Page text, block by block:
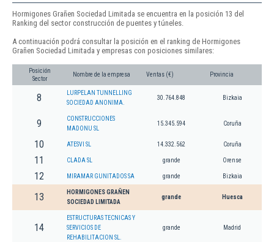
Hormigones Grañen Sociedad Limitada se encuentra en la posición 13 del
Ranking del sector construcción de puentes y túneles.
A continuación podrá consultar la posición en el ranking de Hormigones
Grañen Sociedad Limitada y empresas con posiciones similares:
Posición
Sector
Nombre de la empresa Ventas (€) Provincia
8
LURPELAN TUNNELLING
SOCIEDAD ANONIMA.
30.764.848 Bizkaia
9
CONSTRUCCIONES
MADONU SL
15.345.594 Coruña
10 ATESVI SL 14.332.562 Coruña
11 CLADA SL grande Orense
12 MIRAMAR GUNITADOS SA grande Bizkaia
13
HORMIGONES GRAÑEN
SOCIEDAD LIMITADA
grande Huesca
14
ESTRUCTURAS TECNICAS Y
SERVICIOS DE
REHABILITACION SL.
grande Madrid